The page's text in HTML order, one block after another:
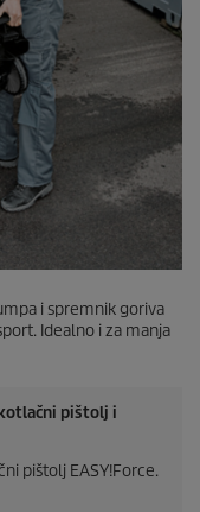
i spremnik goriva
Idealno i za manja
pištolj i
pištolj EASY!Force.